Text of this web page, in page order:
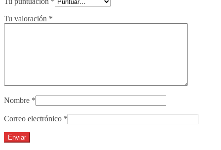
Tu valoración *
Nombre *
Correo electrónico *